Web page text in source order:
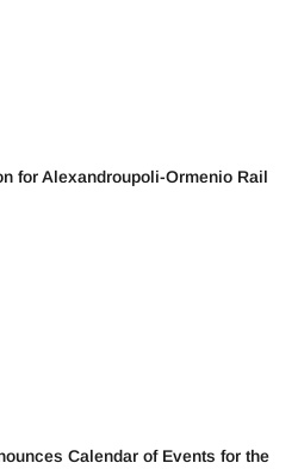
for Alexandroupoli-Ormenio Rail
Calendar of Events for the